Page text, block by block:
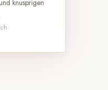
knusprigen